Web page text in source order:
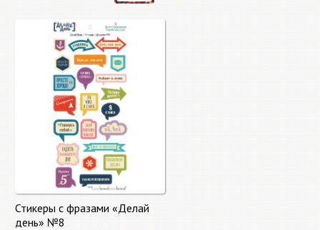
Стикеры с фразами «Делай
день» №8